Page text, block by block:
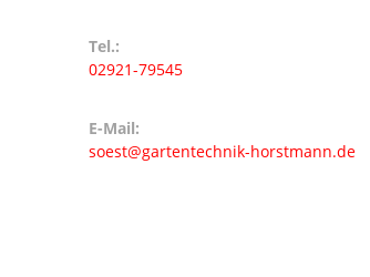
Tel.:
02921-79545
E-Mail:
soest@gartentechnik-horstmann.de